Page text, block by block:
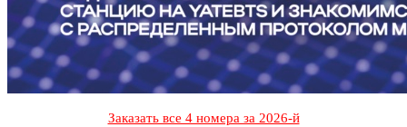
Заказать все 4 номера за 2026-й